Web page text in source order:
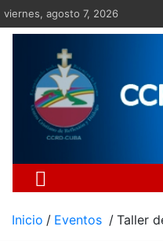
Saltar
al
viernes, agosto 7, 2026
Inicio Eventos Taller